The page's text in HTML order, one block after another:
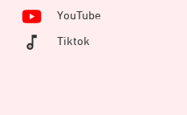
YouTube
Tiktok